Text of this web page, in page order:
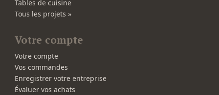
Tables de cuisine
Tous les projets »
Votre compte
Votre compte
Vos commandes
Enregistrer votre entreprise
Évaluer vos achats